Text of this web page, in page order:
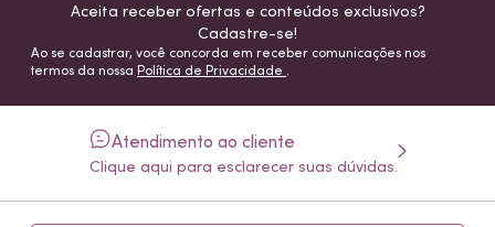
Aceita receber ofertas e conteúdos exclusivos?
Cadastre-se!
Ao se cadastrar, você concorda em receber comunicações nos
termos da nossa Política de Privacidade .
Atendimento ao cliente
Clique aqui para esclarecer suas dúvidas.